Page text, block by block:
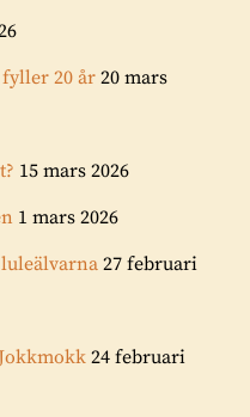
20 år20 mars
15 mars 2026
1 mars 2026
27 februari
24 februari